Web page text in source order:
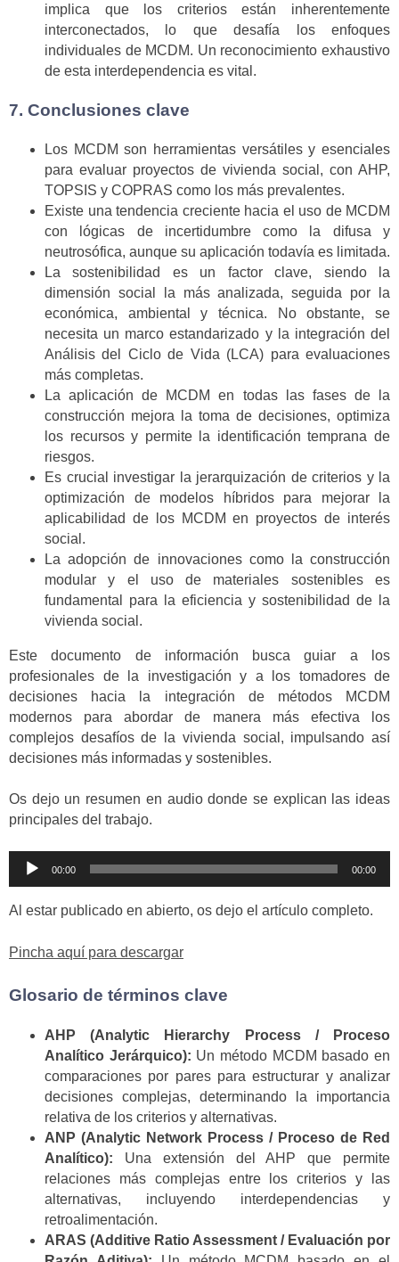
implica que los criterios están inherentemente
interconectados, lo que desafía los enfoques
individuales de MCDM. Un reconocimiento exhaustivo
de esta interdependencia es vital.
7. Conclusiones clave
Los MCDM son herramientas versátiles y esenciales
para evaluar proyectos de vivienda social, con AHP,
TOPSIS y COPRAS como los más prevalentes.
Existe una tendencia creciente hacia el uso de MCDM
con lógicas de incertidumbre como la difusa y
neutrosófica, aunque su aplicación todavía es limitada.
La sostenibilidad es un factor clave, siendo la
dimensión social la más analizada, seguida por la
económica, ambiental y técnica. No obstante, se
necesita un marco estandarizado y la integración del
Análisis del Ciclo de Vida (LCA) para evaluaciones
más completas.
La aplicación de MCDM en todas las fases de la
construcción mejora la toma de decisiones, optimiza
los recursos y permite la identificación temprana de
riesgos.
Es crucial investigar la jerarquización de criterios y la
optimización de modelos híbridos para mejorar la
aplicabilidad de los MCDM en proyectos de interés
social.
La adopción de innovaciones como la construcción
modular y el uso de materiales sostenibles es
fundamental para la eficiencia y sostenibilidad de la
vivienda social.
Este documento de información busca guiar a los
profesionales de la investigación y a los tomadores de
decisiones hacia la integración de métodos MCDM
modernos para abordar de manera más efectiva los
complejos desafíos de la vivienda social, impulsando así
decisiones más informadas y sostenibles.
Os dejo un resumen en audio donde se explican las ideas
principales del trabajo.
Reproductor
audio
00:00 00:00
Al estar publicado en abierto, os dejo el artículo completo.
Pincha aquí para descargar
Glosario de términos clave
AHP (Analytic Hierarchy Process / Proceso
Analítico Jerárquico): Un método MCDM basado en
comparaciones por pares para estructurar y analizar
decisiones complejas, determinando la importancia
relativa de los criterios y alternativas.
ANP (Analytic Network Process / Proceso de Red
Analítico): Una extensión del AHP que permite
relaciones más complejas entre los criterios y las
alternativas, incluyendo interdependencias y
retroalimentación.
ARAS (Additive Ratio Assessment / Evaluación por